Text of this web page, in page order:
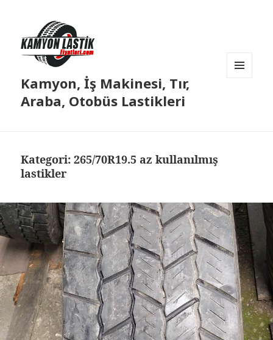
Kamyon, İş Makinesi, Tır,
Araba, Otobüs Lastikleri
Kategori:265/70R19.5 az kullanılmış
lastikler